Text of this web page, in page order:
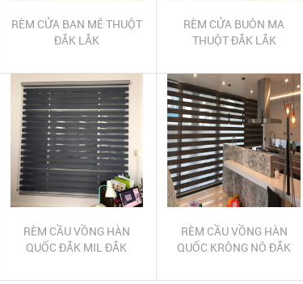
RÈM CỬA BAN MÊ THUỘT
ĐẮK LẮK
RÈM CỬA BUÔN MA
THUỘT ĐẮK LẮK
RÈM CẦU VỒNG HÀN
QUỐC ĐẮK MIL ĐẮK
ĐẮK MIL ĐẮK NÔNG
RÈM CẦU VỒNG HÀN
QUỐC KRÔNG NÔ ĐẮK
KRÔNG NÔ ĐẮK NÔNG